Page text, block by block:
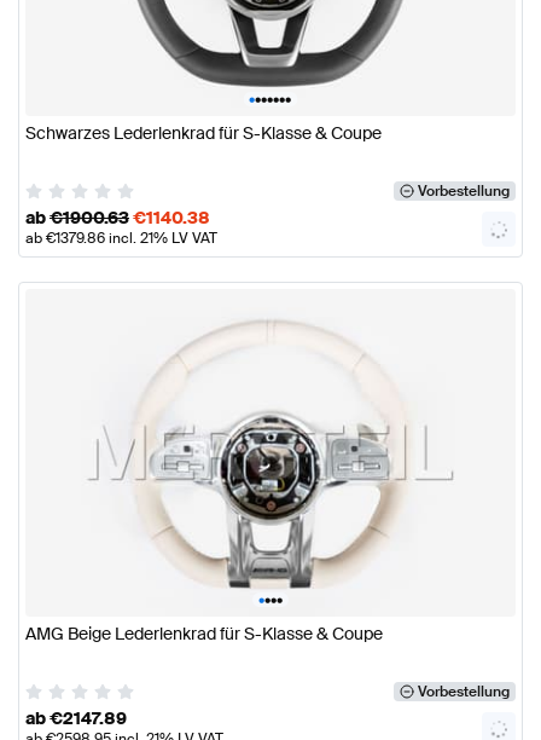
•••••••
Schwarzes Lederlenkrad für S-Klasse & Coupe
Vorbestellung
ab€1900.63€1140.38
ab€1379.86incl. 21% LV VAT
••••
AMG Beige Lederlenkrad für S-Klasse & Coupe
Vorbestellung
ab€2147.89